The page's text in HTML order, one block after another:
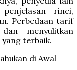
rinci,
Perbedaan tarif
menyulitkan
terbaik.
di Awal